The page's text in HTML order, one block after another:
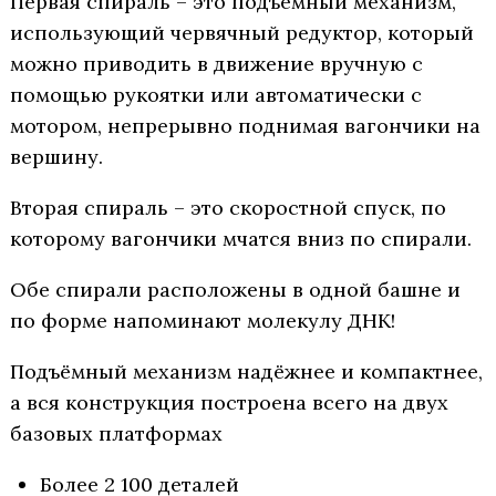
использующий червячный редуктор, который
можно приводить в движение вручную с
помощью рукоятки или автоматически с
мотором, непрерывно поднимая вагончики на
вершину.
Вторая спираль – это скоростной спуск, по
которому вагончики мчатся вниз по спирали.
Обе спирали расположены в одной башне и
по форме напоминают молекулу ДНК!
Подъёмный механизм надёжнее и компактнее,
а вся конструкция построена всего на двух
базовых платформах
Более 2 100 деталей